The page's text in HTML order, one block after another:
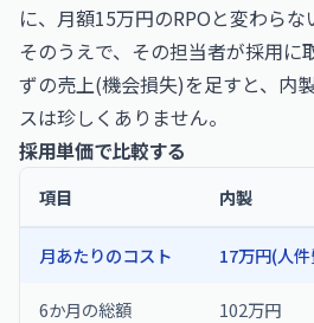
に、月額15万円のRPOと変わらな
そのうえで、その担当者が採用に
ずの売上(機会損失)を足すと、内
スは珍しくありません。
採用単価で比較する
項目 内製
月あたりのコスト 17万円(人
6か月の総額 102万円